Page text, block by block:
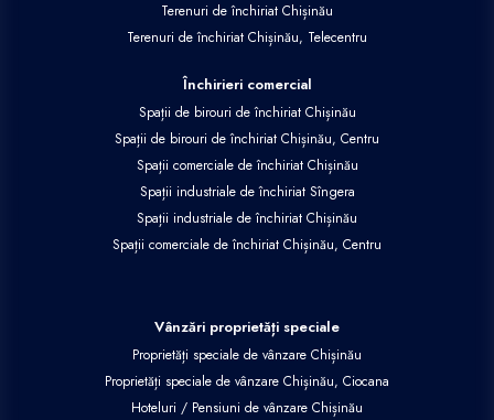
Terenuri de închiriat Chișinău
Terenuri de închiriat Chișinău, Telecentru
Închirieri comercial
Spații de birouri de închiriat Chișinău
Spații de birouri de închiriat Chișinău, Centru
Spații comerciale de închiriat Chișinău
Spații industriale de închiriat Sîngera
Spații industriale de închiriat Chișinău
Spații comerciale de închiriat Chișinău, Centru
Vânzări proprietăți speciale
Proprietăți speciale de vânzare Chișinău
Proprietăți speciale de vânzare Chișinău, Ciocana
Hoteluri / Pensiuni de vânzare Chișinău